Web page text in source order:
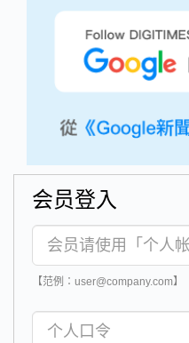
会员登入
【范例：user@company.com】